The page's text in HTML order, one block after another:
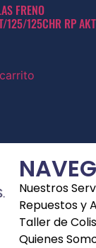
FRENO
125/125CHR RP AKT
Nuestros
Repuestos y
Taller de
Quienes